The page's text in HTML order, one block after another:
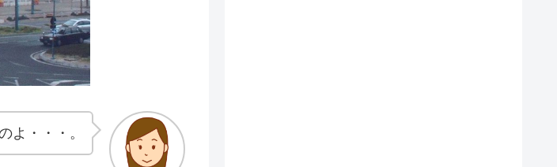
よ・・・。